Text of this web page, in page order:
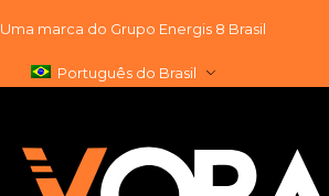
para
Uma marca do Grupo Energis 8 Brasil
Português do Brasil